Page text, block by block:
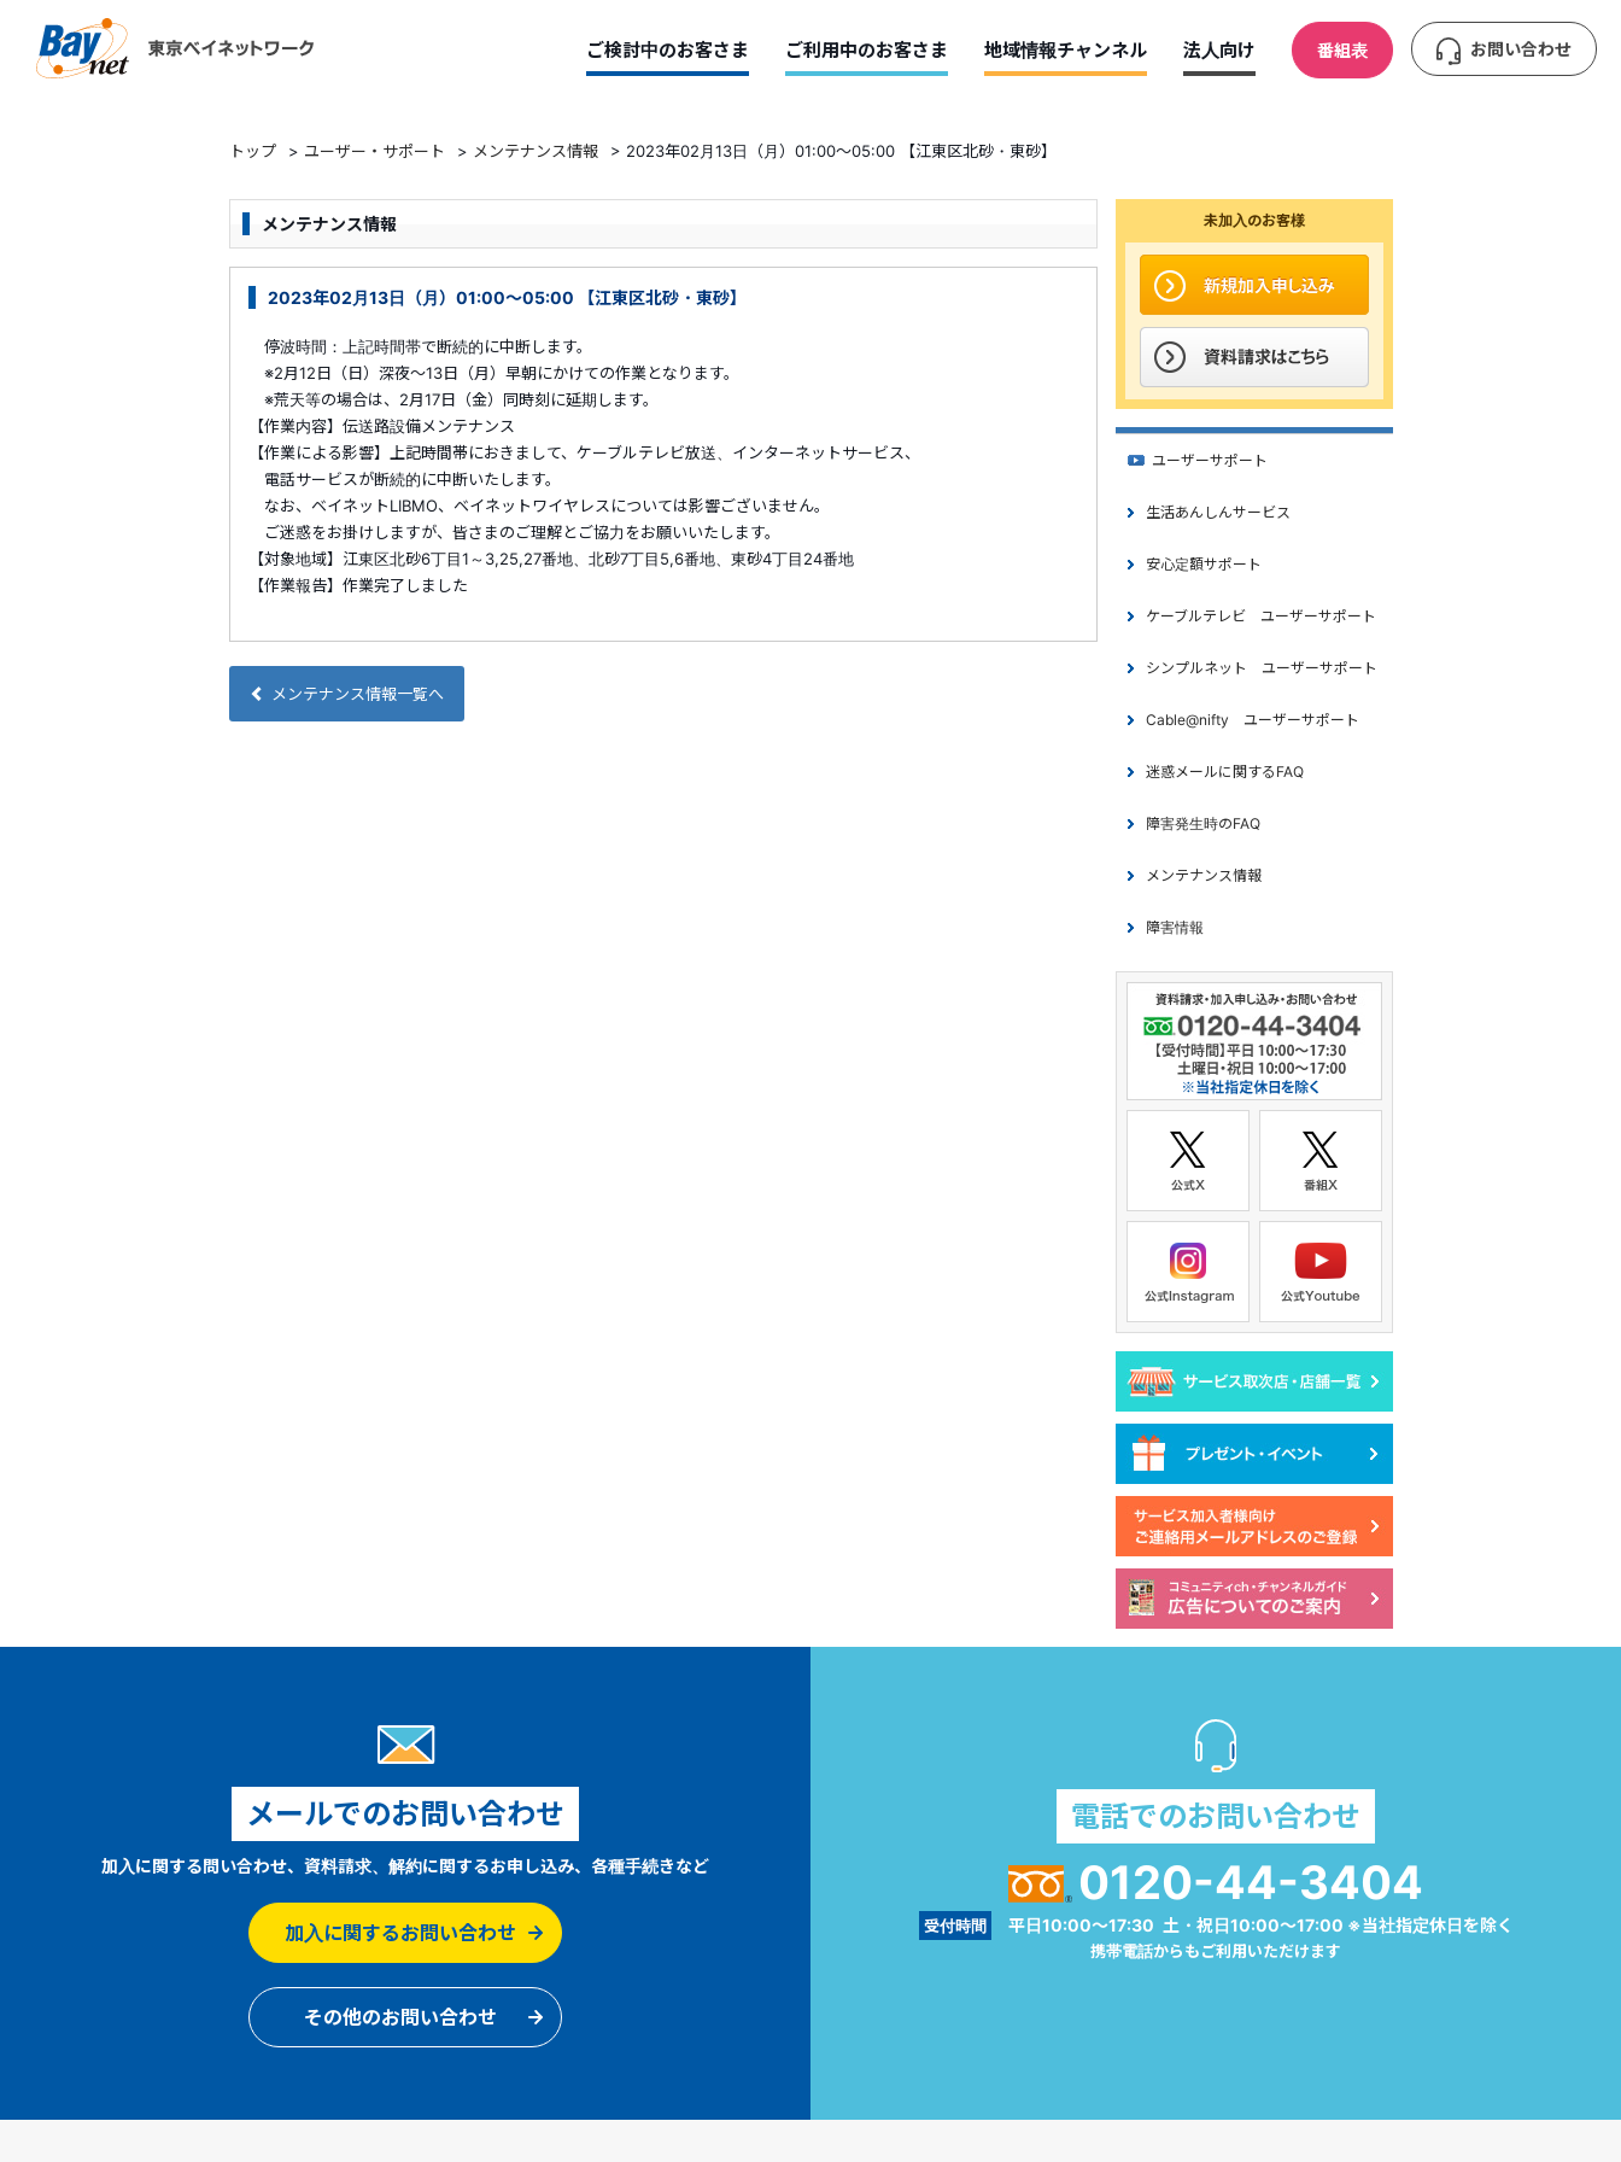
ご検討中のお客さま ご利用中のお客さま 地域情報チャンネル 法人向け 番組表 お問い合わせ
トップ > ユーザー・サポート > メンテナンス情報 > 2023年02月13日（月）01:00～05:00 【江東区北砂・東砂】
メンテナンス情報
2023年02月13日（月）01:00～05:00 【江東区北砂・東砂】
停波時間：上記時間帯で断続的に中断します。
※2月12日（日）深夜～13日（月）早朝にかけての作業となります。
※荒天等の場合は、2月17日（金）同時刻に延期します。
【作業内容】伝送路設備メンテナンス
【作業による影響】上記時間帯におきまして、ケーブルテレビ放送、インターネットサービス、
電話サービスが断続的に中断いたします。
なお、ベイネットLIBMO、ベイネットワイヤレスについては影響ございません。
ご迷惑をお掛けしますが、皆さまのご理解とご協力をお願いいたします。
【対象地域】江東区北砂6丁目1～3,25,27番地、北砂7丁目5,6番地、東砂4丁目24番地
【作業報告】作業完了しました
メンテナンス情報一覧へ
未加入のお客様
ユーザーサポート
生活あんしんサービス
安心定額サポート
ケーブルテレビ ユーザーサポート
シンプルネット ユーザーサポート
Cable@nifty ユーザーサポート
迷惑メールに関するFAQ
障害発生時のFAQ
メンテナンス情報
障害情報
メールでのお問い合わせ
加入に関する問い合わせ、資料請求、解約に関するお申し込み、各種手続きなど
加入に関するお問い合わせ
その他のお問い合わせ
電話でのお問い合わせ
0120-44-3404
受付時間 平日10:00～17:30 土・祝日10:00～17:00 ※当社指定休日を除く
携帯電話からもご利用いただけます